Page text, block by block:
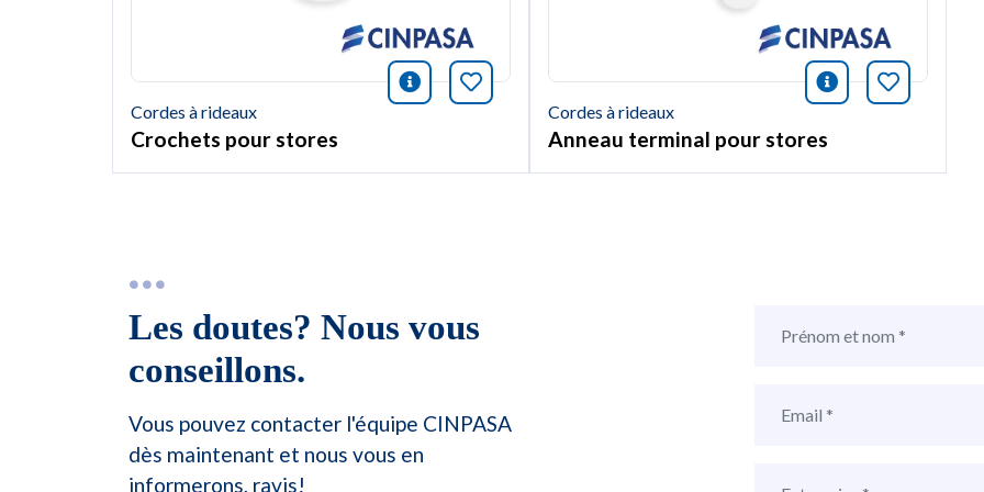
icono información
Marquer cet article
Cordes à rideaux
Crochets pour stores
icono Marquer
Cordes à rideaux
Anneau terminal pour stores
Les doutes? Nous vous
conseillons.
Vous pouvez contacter l'équipe CINPASA
dès maintenant et nous vous en
informerons, ravis!